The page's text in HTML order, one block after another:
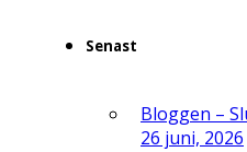
Senast
Bloggen –
26 juni, 2026